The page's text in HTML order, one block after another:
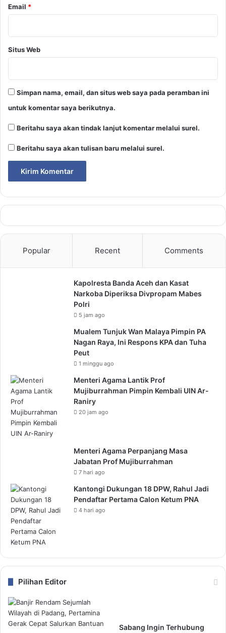
Email *
Situs Web
Simpan nama, email, dan situs web saya pada peramban ini
untuk komentar saya berikutnya.
Beritahu saya akan tindak lanjut komentar melalui surel.
Beritahu saya akan tulisan baru melalui surel.
Popular Recent Comments
Kapolresta Banda Aceh dan Kasat
Narkoba Diperiksa Divpropam Mabes
Polri
5 jam ago
Mualem Tunjuk Wan Malaya Pimpin PA
Nagan Raya, Ini Respons KPA dan Tuha
Peut
1 minggu ago
Menteri Agama Lantik Prof
Mujiburrahman Pimpin Kembali UIN Ar-
Raniry
20 jam ago
Menteri Agama Perpanjang Masa
Jabatan Prof Mujiburrahman
7 hari ago
Kantongi Dukungan 18 DPW, Rahul Jadi
Pendaftar Pertama Calon Ketum PNA
4 hari ago
Pilihan Editor
Sabang Ingin Terhubung